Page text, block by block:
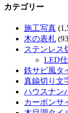
カテゴリー
施工写真
木の表札
ステンレス
LED
鉄サビ風タ
真鍮切り文
ハウスナン
カーボンサ